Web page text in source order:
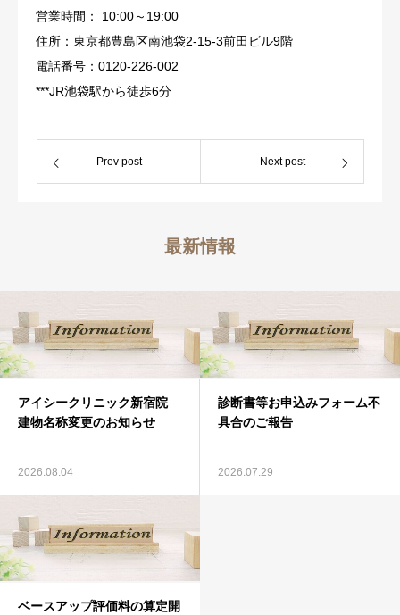
営業時間： 10:00～19:00
住所：東京都豊島区南池袋2-15-3前田ビル9階
電話番号：0120-226-002
***JR池袋駅から徒歩6分
Prev post Next post
最新情報
アイシークリニック新宿院
建物名称変更のお知らせ
2026.08.04
診断書等お申込みフォーム不
具合のご報告
2026.07.29
ベースアップ評価料の算定開